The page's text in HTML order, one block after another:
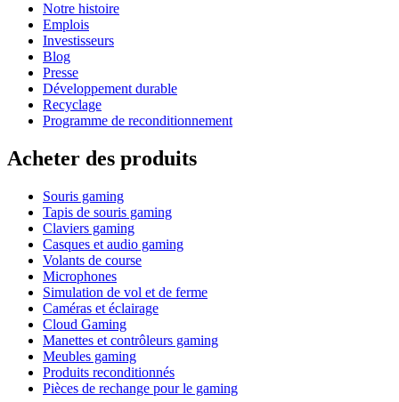
Notre histoire
Emplois
Investisseurs
Blog
Presse
Développement durable
Recyclage
Programme de reconditionnement
Acheter des produits
Souris gaming
Tapis de souris gaming
Claviers gaming
Casques et audio gaming
Volants de course
Microphones
Simulation de vol et de ferme
Caméras et éclairage
Cloud Gaming
Manettes et contrôleurs gaming
Meubles gaming
Produits reconditionnés
Pièces de rechange pour le gaming